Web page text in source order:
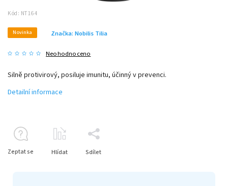
Kód: NT164
Novinka
Neohodnoceno
Značka: Nobilis Tilia
Silně protivirový, posiluje imunitu, účinný v prevenci.
Detailní informace
Zeptat se Hlídat Sdílet